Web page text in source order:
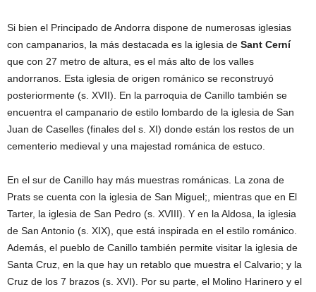
Si bien el Principado de Andorra dispone de numerosas iglesias
con campanarios, la más destacada es la iglesia de Sant Cerní
que con 27 metro de altura, es el más alto de los valles
andorranos. Esta iglesia de origen románico se reconstruyó
posteriormente (s. XVII). En la parroquia de Canillo también se
encuentra el campanario de estilo lombardo de la iglesia de San
Juan de Caselles (finales del s. XI) donde están los restos de un
cementerio medieval y una majestad románica de estuco.
En el sur de Canillo hay más muestras románicas. La zona de
Prats se cuenta con la iglesia de San Miguel;, mientras que en El
Tarter, la iglesia de San Pedro (s. XVIII). Y en la Aldosa, la iglesia
de San Antonio (s. XIX), que está inspirada en el estilo románico.
Además, el pueblo de Canillo también permite visitar la iglesia de
Santa Cruz, en la que hay un retablo que muestra el Calvario; y la
Cruz de los 7 brazos (s. XVI). Por su parte, el Molino Harinero y el